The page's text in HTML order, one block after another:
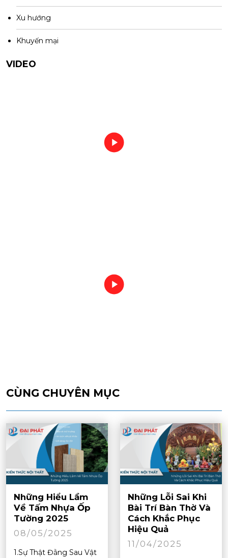
Xu hướng
Khuyến mại
VIDEO
CÙNG CHUYÊN MỤC
Những Hiểu Lầm
Về Tấm Nhựa Ốp
Tường 2025
08/05/2025
1.Sự Thật Đằng Sau Vật
Những Lỗi Sai Khi
Bài Trí Bàn Thờ Và
Cách Khắc Phục
Hiệu Quả
11/04/2025